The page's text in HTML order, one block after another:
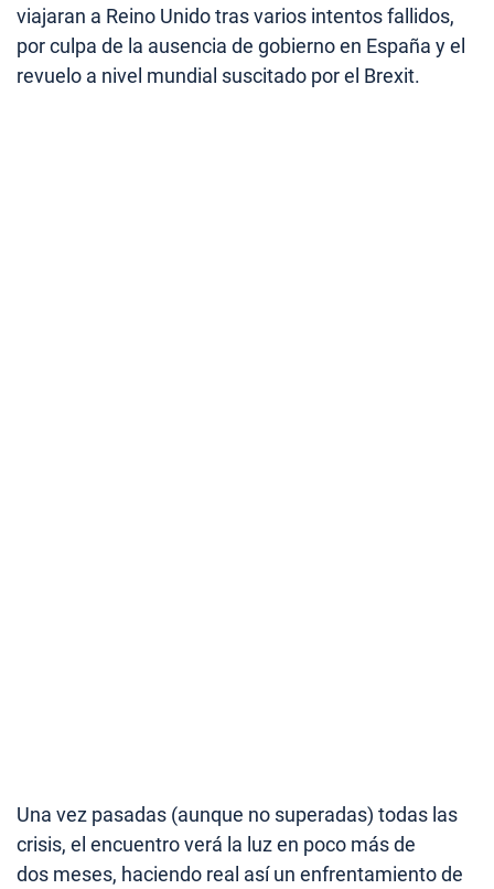
viajaran a Reino Unido tras varios intentos fallidos,
por culpa de la ausencia de gobierno en España y el
revuelo a nivel mundial suscitado por el Brexit.
Una vez pasadas (aunque no superadas) todas las
crisis, el encuentro verá la luz en poco más de
dos meses, haciendo real así un enfrentamiento de